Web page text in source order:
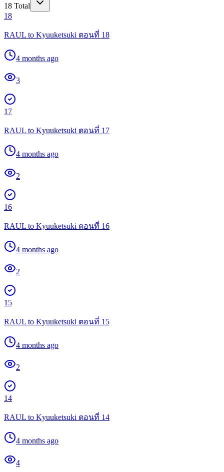
18 Total
18
RAUL to Kyuuketsuki ตอนที่ 18
4 months ago
3
17
RAUL to Kyuuketsuki ตอนที่ 17
4 months ago
2
16
RAUL to Kyuuketsuki ตอนที่ 16
4 months ago
2
15
RAUL to Kyuuketsuki ตอนที่ 15
4 months ago
2
14
RAUL to Kyuuketsuki ตอนที่ 14
4 months ago
4